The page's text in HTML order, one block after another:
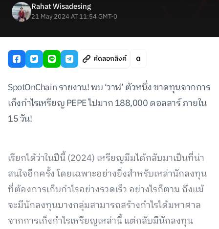
Rahat Wisadesing
21 May 2024 AT 11:54 GMT-0
คัดลอกลิงค์
SpotOnChain รายงาน! พบ ‘วาฬ’ ตัวหนึ่ง ขาดทุนจากการ
เก็งกำไรเหรียญ PEPE ไปมาก 188,000 ดอลลาร์ ภายใน
15 วัน!
เรียกได้ว่าในปีนี้ (2024) เหรียญมีมได้กลับมาเป็นที่น่า
สนใจอีกครั้ง โดยเฉพาะอย่างยิ่งสำหรับเหล่านักลงทุน
ที่ต้องการเก็บกำไรอย่างรวดเร็ว อย่างไรก็ตาม ถึงแม้
จะมีนักลงทุนบางกลุ่มสามารถสร้างกำไรได้มหาศาล
จากการเก็งกำไรเหรียญเหล่านี้ แต่กลับมีนักลงทุน